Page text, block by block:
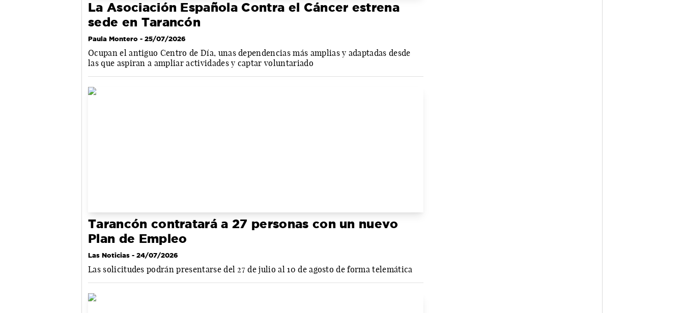
La Asociación Española Contra el Cáncer estrena
sede en Tarancón
Paula Montero - 25/07/2026
Ocupan el antiguo Centro de Día, unas dependencias más amplias y adaptadas desde
las que aspiran a ampliar actividades y captar voluntariado
Tarancón contratará a 27 personas con un nuevo
Plan de Empleo
Las Noticias - 24/07/2026
Las solicitudes podrán presentarse del 27 de julio al 10 de agosto de forma telemática